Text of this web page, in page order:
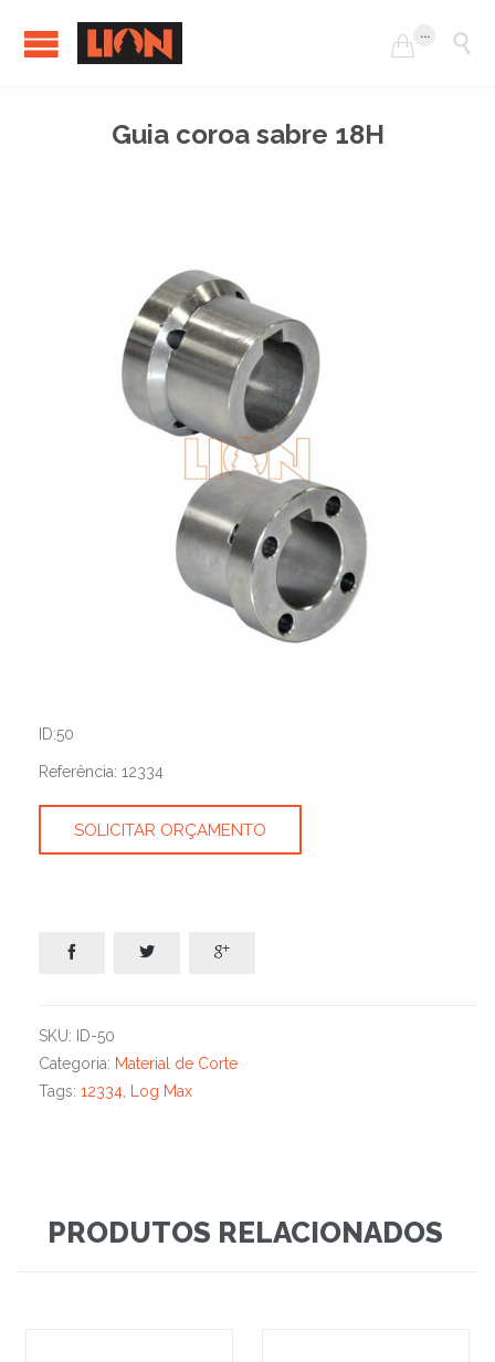

... 
Guia coroa sabre 18H
ID:50
Referência: 12334
SOLICITAR ORÇAMENTO
  
SKU:
ID-50
Categoria: Material de Corte
Tags: 12334, Log Max
PRODUTOS RELACIONADOS